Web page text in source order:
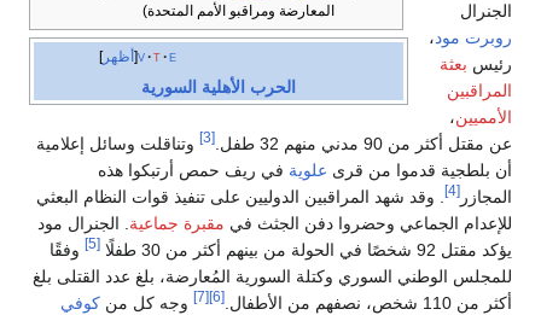
المعارضة ومراقبو الأمم المتحدة)
أظهر v t e
الحرب الأهلية السورية
الجنرال
روبرت مود،
رئيس بعثة
المراقبين
الأمميين،
عن مقتل أكثر من 90 مدني منهم 32 طفل.
[3]
وتناقلت وسائل إعلامية
أن بلطجية قدموا من قرى علوية في ريف حمص أرتبكوا هذه
المجازر [4]
. وقد شهد المراقبين الدوليين على تنفيذ قوات النظام البعثي
للإعدام الجماعي وحضروا دفن الجثث في مقبرة جماعية . الجنرال مود
يؤكد مقتل 92 شخصًا في الحولة من بينهم أكثر من 30 طفلًا
[5]
وفقًا
للمجلس الوطني السوري وكتلة السورية المُعارضة، بلغ عدد القتلى بلغ
أكثر من 110 شخص، نصفهم من الأطفال.
[6]
[7] وجه كل من كوفي